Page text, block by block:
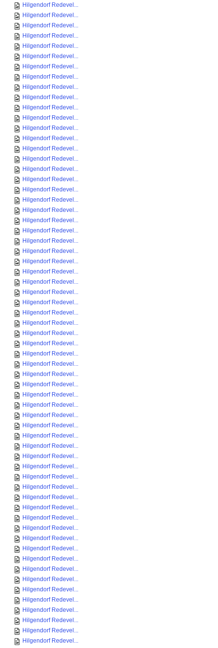
Hilgendorf Redevel...
Hilgendorf Redevel...
Hilgendorf Redevel...
Hilgendorf Redevel...
Hilgendorf Redevel...
Hilgendorf Redevel...
Hilgendorf Redevel...
Hilgendorf Redevel...
Hilgendorf Redevel...
Hilgendorf Redevel...
Hilgendorf Redevel...
Hilgendorf Redevel...
Hilgendorf Redevel...
Hilgendorf Redevel...
Hilgendorf Redevel...
Hilgendorf Redevel...
Hilgendorf Redevel...
Hilgendorf Redevel...
Hilgendorf Redevel...
Hilgendorf Redevel...
Hilgendorf Redevel...
Hilgendorf Redevel...
Hilgendorf Redevel...
Hilgendorf Redevel...
Hilgendorf Redevel...
Hilgendorf Redevel...
Hilgendorf Redevel...
Hilgendorf Redevel...
Hilgendorf Redevel...
Hilgendorf Redevel...
Hilgendorf Redevel...
Hilgendorf Redevel...
Hilgendorf Redevel...
Hilgendorf Redevel...
Hilgendorf Redevel...
Hilgendorf Redevel...
Hilgendorf Redevel...
Hilgendorf Redevel...
Hilgendorf Redevel...
Hilgendorf Redevel...
Hilgendorf Redevel...
Hilgendorf Redevel...
Hilgendorf Redevel...
Hilgendorf Redevel...
Hilgendorf Redevel...
Hilgendorf Redevel...
Hilgendorf Redevel...
Hilgendorf Redevel...
Hilgendorf Redevel...
Hilgendorf Redevel...
Hilgendorf Redevel...
Hilgendorf Redevel...
Hilgendorf Redevel...
Hilgendorf Redevel...
Hilgendorf Redevel...
Hilgendorf Redevel...
Hilgendorf Redevel...
Hilgendorf Redevel...
Hilgendorf Redevel...
Hilgendorf Redevel...
Hilgendorf Redevel...
Hilgendorf Redevel...
Hilgendorf Redevel...